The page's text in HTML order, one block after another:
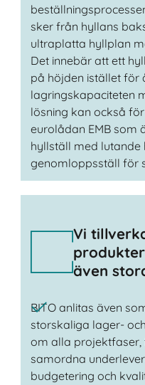
sker från hyllans
ultraplatta hyllplan
Det innebär att ett
på höjden istället för
lagringskapaciteten
lösning kan också
eurolådan EMB som
hyllställ med lutande
genomloppsställ för
Vi
även
BITO anlitas även
storskaliga lager-
om alla projektfaser,
samordna
budgetering och